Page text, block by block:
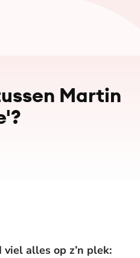
Martin
alles op z’n plek: